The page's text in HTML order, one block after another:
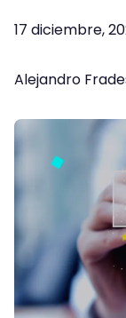
17 diciembre,
Alejandro